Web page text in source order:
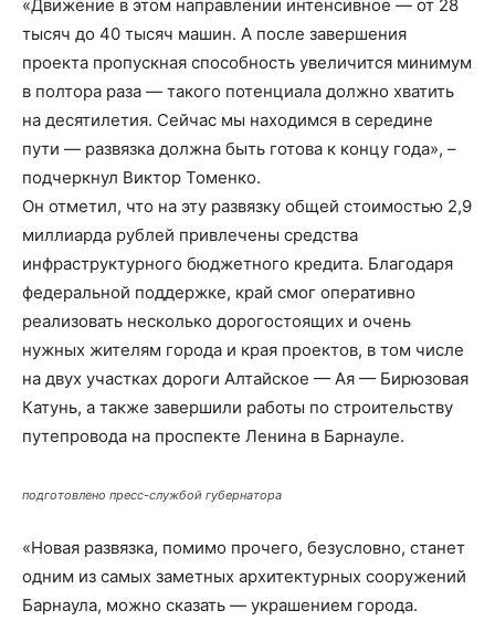
«Движение в этом направлении интенсивное — от 28
тысяч до 40 тысяч машин. А после завершения
проекта пропускная способность увеличится минимум
в полтора раза — такого потенциала должно хватить
на десятилетия. Сейчас мы находимся в середине
пути — развязка должна быть готова к концу года», –
подчеркнул Виктор Томенко.
Он отметил, что на эту развязку общей стоимостью 2,9
миллиарда рублей привлечены средства
инфраструктурного бюджетного кредита. Благодаря
федеральной поддержке, край смог оперативно
реализовать несколько дорогостоящих и очень
нужных жителям города и края проектов, в том числе
на двух участках дороги Алтайское — Ая — Бирюзовая
Катунь, а также завершили работы по строительству
путепровода на проспекте Ленина в Барнауле.
подготовлено пресс-службой губернатора
«Новая развязка, помимо прочего, безусловно, станет
одним из самых заметных архитектурных сооружений
Барнаула, можно сказать — украшением города.